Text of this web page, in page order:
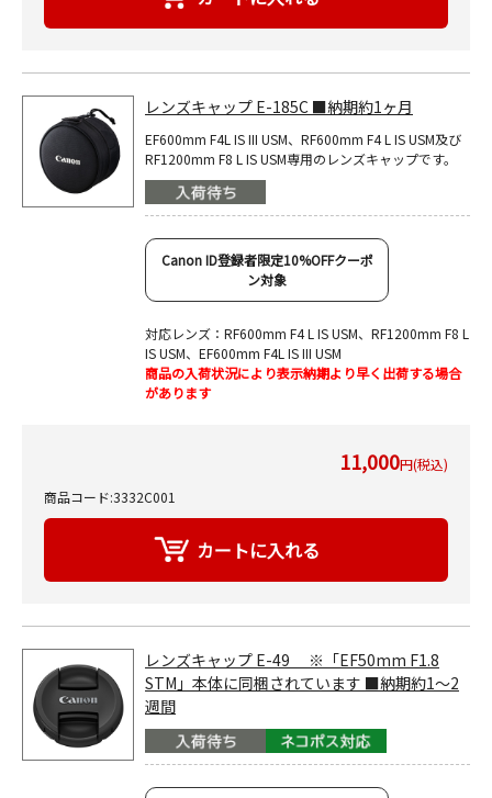
レンズキャップ E-185C ■納期約1ヶ月
EF600mm F4L IS III USM、RF600mm F4 L IS USM及び
RF1200mm F8 L IS USM専用のレンズキャップです。
Canon ID登録者限定10%OFFクーポ
ン対象
対応レンズ：RF600mm F4 L IS USM、RF1200mm F8 L
IS USM、EF600mm F4L IS III USM
商品の入荷状況により表示納期より早く出荷する場合
があります
11,000円(税込)
商品コード:3332C001
レンズキャップ E-49 ※「EF50mm F1.8
STM」本体に同梱されています ■納期約1～2
週間